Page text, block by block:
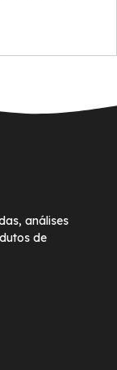
análises
de